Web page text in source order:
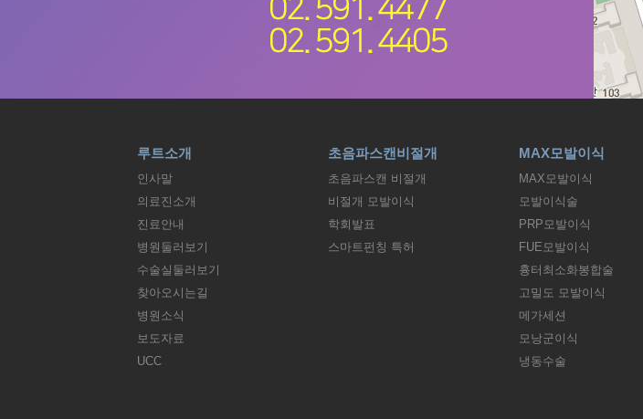
루트소개
인사말
의료진소개
진료안내
병원둘러보기
수술실둘러보기
찾아오시는길
병원소식
보도자료
UCC
초음파스캔비절개
초음파스캔 비절개
비절개 모발이식
학회발표
스마트펀칭 특허
MAX모발이식
MAX모발이식
모발이식술
PRP모발이식
FUE모발이식
흉터최소화봉합술
고밀도 모발이식
메가세션
모낭군이식
냉동수술